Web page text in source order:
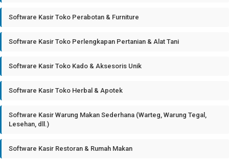
Software Kasir Toko Perabotan & Furniture
Software Kasir Toko Perlengkapan Pertanian & Alat Tani
Software Kasir Toko Kado & Aksesoris Unik
Software Kasir Toko Herbal & Apotek
Software Kasir Warung Makan Sederhana (Warteg, Warung Tegal,
Lesehan, dll.)
Software Kasir Restoran & Rumah Makan